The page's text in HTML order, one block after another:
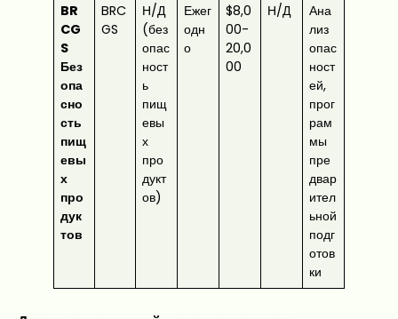
BR
CG
S
Без
опа
сно
сть
пищ
евы
х
про
дук
тов
BRC
GS
Н/Д
(без
опас
ност
ь
пищ
евы
х
про
дукт
ов)
Ежег
одн
о
$8,0
00-
20,0
00
Н/Д
Ана
лиз
опас
ност
ей,
прог
рам
мы
пре
двар
ител
ьной
подг
отов
ки